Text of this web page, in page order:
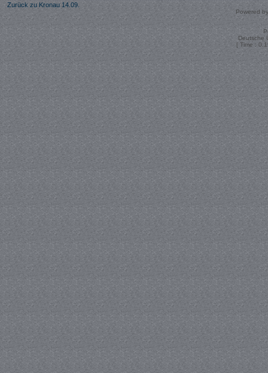
Zurück zu Kronau 14.09.
Powered
Deutsche
[ Time :